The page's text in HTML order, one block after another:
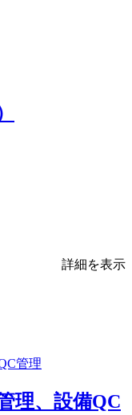
詳細を表示
理、設備QC